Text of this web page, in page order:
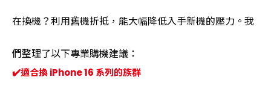
在換機？利用舊機折抵，能大幅降低入手新機的壓力。我
們整理了以下專業購機建議：
✔️適合換 iPhone 16 系列的族群